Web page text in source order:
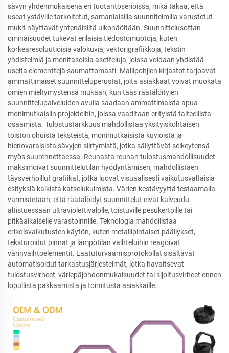
sävyn yhdenmukaisena eri tuotantoserioissa, mikä takaa, että
useat ystäville tarkoitetut, samanlaisilla suunnitelmilla varustetut
mukit näyttävät yhtenäisiltä ulkonäöltään. Suunnittelusoftan
ominaisuudet tukevat erilaisia tiedostomuotoja, kuten
korkearesoluutioisia valokuvia, vektorigrafiikkoja, tekstin
yhdistelmiä ja monitasoisia asetteluja, joissa voidaan yhdistää
useita elementtejä saumattomasti. Mallipohjien kirjastot tarjoavat
ammattimaiset suunnitteluperustat, joita asiakkaat voivat muokata
omien mieltymystensä mukaan, kun taas räätälöityjen
suunnittelupalveluiden avulla saadaan ammattimaista apua
monimutkaisiin projekteihin, joissa vaaditaan erityistä taiteellista
osaamista. Tulostustarkkuus mahdollistaa yksityiskohtaisen
toiston ohuista teksteistä, monimutkaisista kuvioista ja
hienovaraisista sävyjen siirtymistä, jotka säilyttävät selkeytensä
myös suurennettaessa. Reunasta reunan tulostusmahdollisuudet
maksimoivat suunnittelutilan hyödyntämisen, mahdollistaen
täysverhoillut grafiikat, jotka luovat visuaalisesti vaikutusvaltaisia
esityksiä kaikista katselukulmista. Värien kestävyyttä testaamalla
varmistetaan, että räätälöidyt suunnittelut eivät kalveudu
altistuessaan ultraviolettivalolle, toistuville pesukertoille tai
pitkäaikaiselle varastoinnille. Teknologia mahdollistaa
erikoisvaikutusten käytön, kuten metallipintaiset päällykset,
teksturoidut pinnat ja lämpötilan vaihteluihin reagoivat
värinvaihtoelementit. Laatuturvaamisprotokollat sisältävät
automatisoidut tarkastusjärjestelmät, jotka havaitsevat
tulostusvirheet, väriepäjohdonmukaisuudet tai sijoitusvirheet ennen
lopullista pakkaamista ja toimitusta asiakkaille.